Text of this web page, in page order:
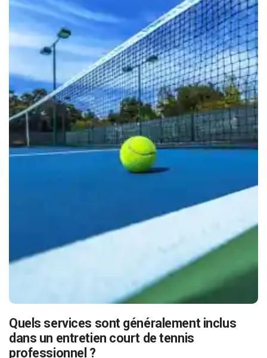
Quels services sont généralement inclus
dans un entretien court de tennis
professionnel ?